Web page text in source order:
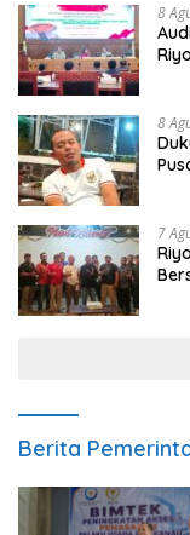
8
8
7
Berita